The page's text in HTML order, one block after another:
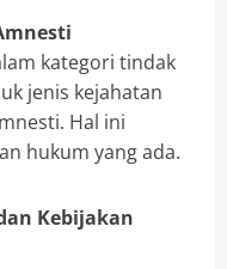
kategori tindak
jenis kejahatan
Hal ini
hukum yang ada.
Kebijakan